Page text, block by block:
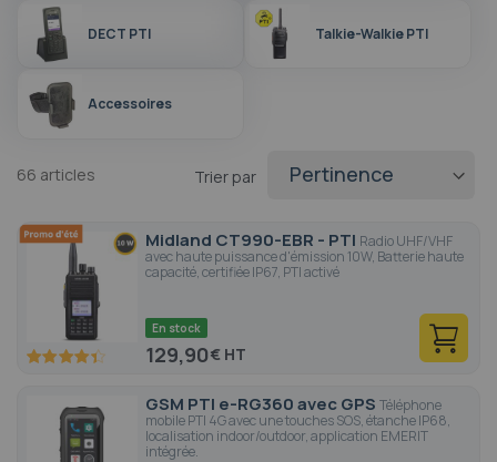
version ATEX.
DECT PTI Talkie-Walkie PTI
Accessoires
66 articles Trier par
Midland CT990-EBR - PTI Radio UHF/VHF
avec haute puissance d'émission 10W, Batterie haute
capacité, certifiée IP67, PTI activé
87.2 100
En stock
129,90€
GSM PTI e-RG360 avec GPS Téléphone
mobile PTI 4G avec une touches SOS, étanche IP68,
localisation indoor/outdoor, application EMERIT
intégrée.